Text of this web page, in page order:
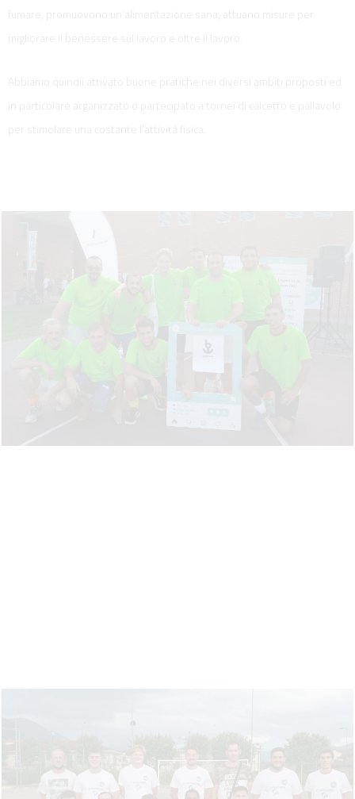
fumare, promuovono un’alimentazione sana, attuano misure per
migliorare il benessere sul lavoro e oltre il lavoro.
Abbiamo quindii attivato buone pratiche nei diversi ambiti proposti ed
in particolare arganizzato o partecipato a tornei di calcetto e pallavolo
per stimolare una costante l'attività fisica.